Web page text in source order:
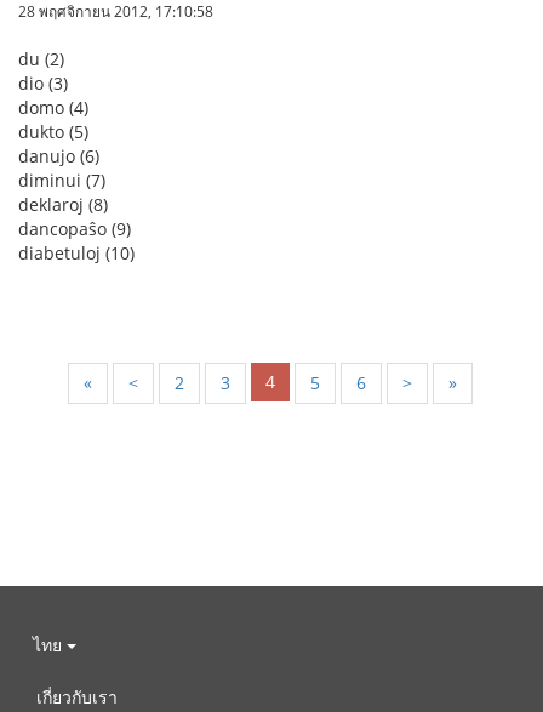
28 พฤศจิกายน 2012, 17:10:58
du (2)
dio (3)
domo (4)
dukto (5)
danujo (6)
diminui (7)
deklaroj (8)
dancopaŝo (9)
diabetuloj (10)
« < 2 3 4 5 6 > »
ไทย
เกี่ยวกับเรา